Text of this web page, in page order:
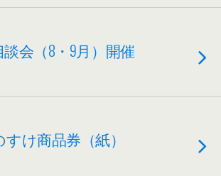
会（8・9月）開催
け商品券（紙）